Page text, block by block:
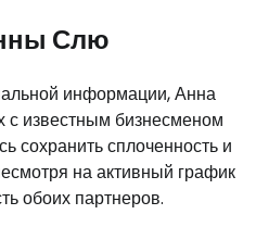
Слю
информации, Анна
известным бизнесменом
сохранить сплоченность и
на активный график
обоих партнеров.